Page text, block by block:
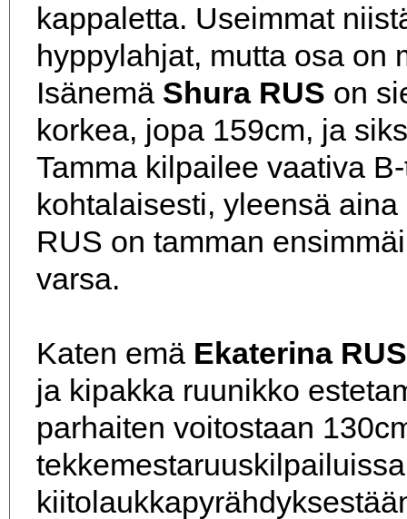
kappaletta. Useimmat
hyppylahjat, mutta osa on
Isänemä Shura RUS on
korkea, jopa 159cm, ja
Tamma kilpailee vaativa
kohtalaisesti, yleensä
RUS on tamman
varsa.
Katen emä Ekaterina RUS
ja kipakka ruunikko
parhaiten voitostaan